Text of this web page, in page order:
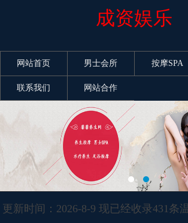
成资娱乐
网站首页 男士会所 按摩SPA
联系我们 网站合作
更新时间：2026-8-9 现已经收录431条